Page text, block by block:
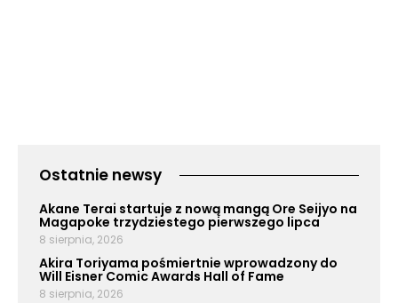
Ostatnie newsy
Akane Terai startuje z nową mangą Ore Seijyo na
Magapoke trzydziestego pierwszego lipca
8 sierpnia, 2026
Akira Toriyama pośmiertnie wprowadzony do
Will Eisner Comic Awards Hall of Fame
8 sierpnia, 2026